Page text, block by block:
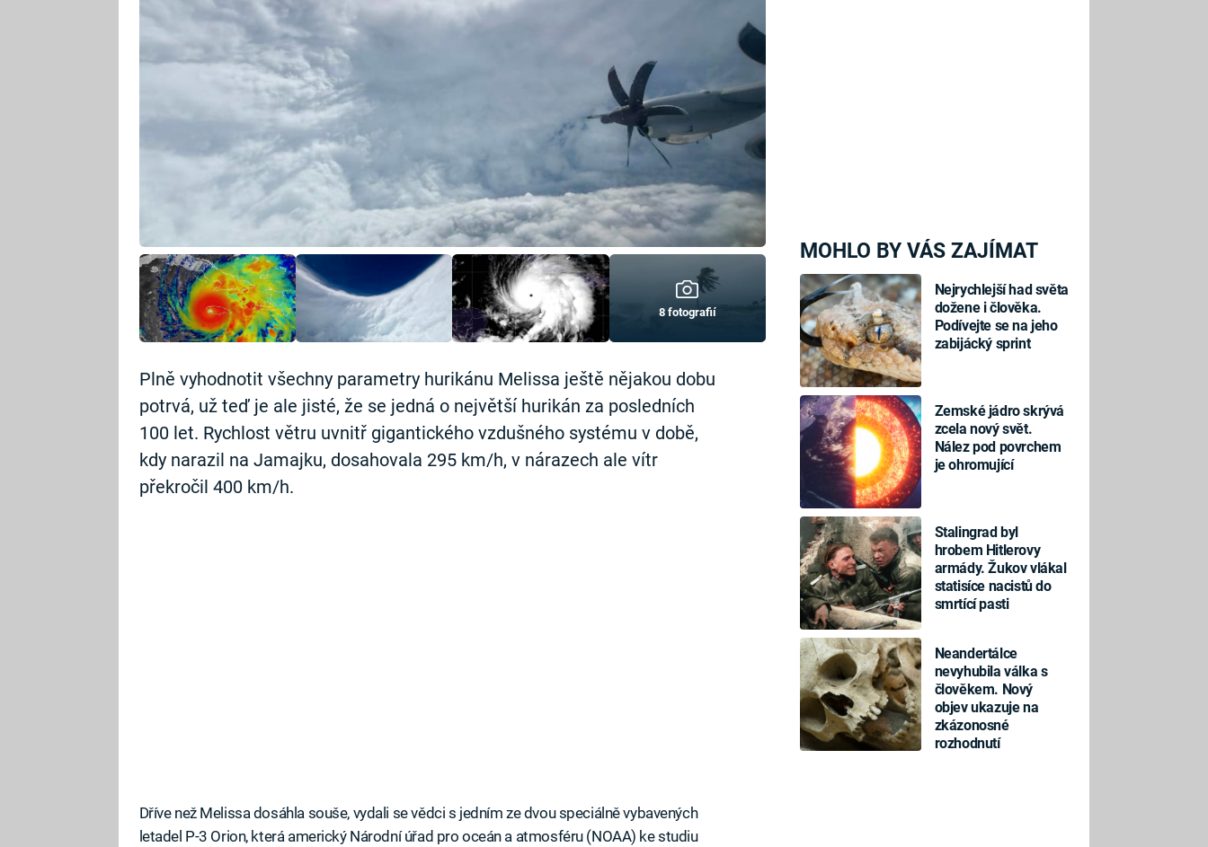
MOHLO BY VÁS ZAJÍMAT
Nejrychlejší had světa
dožene i člověka.
Podívejte se na jeho
zabijácký sprint
Zemské jádro skrývá
zcela nový svět.
Nález pod povrchem
je ohromující
Stalingrad byl
hrobem Hitlerovy
armády. Žukov vlákal
statisíce nacistů do
smrtící pasti
Neandertálce
nevyhubila válka s
člověkem. Nový
objev ukazuje na
zkázonosné
rozhodnutí
8 fotografií
Plně vyhodnotit všechny parametry hurikánu Melissa ještě nějakou dobu
potrvá, už teď je ale jisté, že se jedná o největší hurikán za posledních
100 let. Rychlost větru uvnitř gigantického vzdušného systému v době,
kdy narazil na Jamajku, dosahovala 295 km/h, v nárazech ale vítr
překročil 400 km/h.
Dříve než Melissa dosáhla souše, vydali se vědci s jedním ze dvou speciálně vybavených
letadel P-3 Orion, která americký Národní úřad pro oceán a atmosféru (NOAA) ke studiu